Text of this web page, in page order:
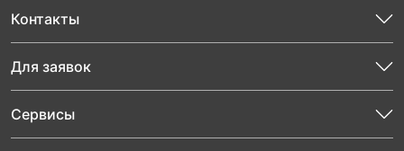
Контакты
Для заявок
Сервисы